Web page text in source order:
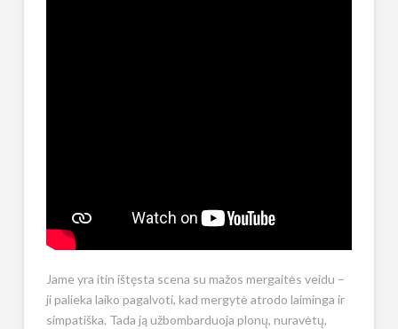
Jame yra itin ištęsta scena su mažos mergaitės veidu –
ji palieka laiko pagalvoti, kad mergytė atrodo laiminga ir
simpatiška. Tada ją užbombarduoja plonų, nuravėtų,